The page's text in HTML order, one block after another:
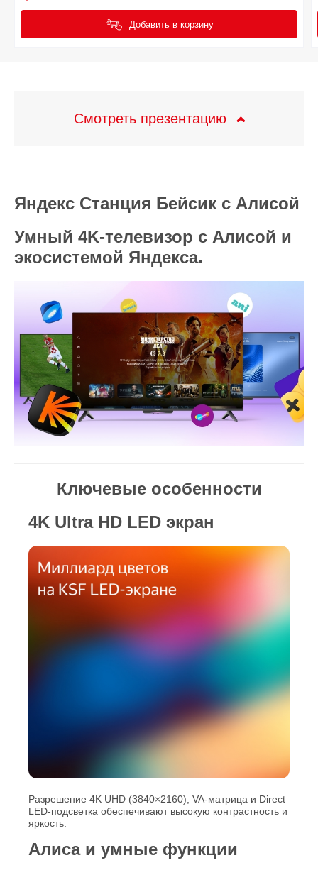
Добавить в корзину
Смотреть презентацию
Яндекс Станция Бейсик с Алисой
Умный 4K‑телевизор с Алисой и
экосистемой Яндекса.
Ключевые особенности
4K Ultra HD LED экран
Разрешение 4K UHD (3840×2160), VA‑матрица и Direct
LED‑подсветка обеспечивают высокую контрастность и
яркость.
Алиса и умные функции